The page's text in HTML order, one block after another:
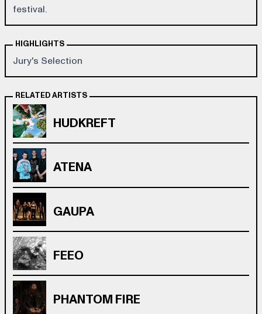
festival.
HIGHLIGHTS
Jury's Selection
RELATED ARTISTS
HUDKREFT
ATENA
GAUPA
FEEO
PHANTOM FIRE